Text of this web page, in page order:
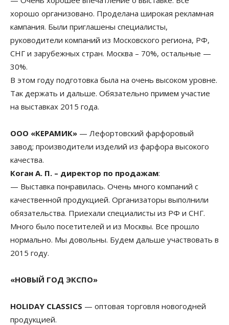
хорошо организовано. Проделана широкая рекламная
кампания. Были приглашены специалисты,
руководители компаний из Московского региона, РФ,
СНГ и зарубежных стран. Москва – 70%, остальные —
30%.
В этом году подготовка была на очень высоком уровне.
Так держать и дальше. Обязательно примем участие
на выставках 2015 года.
ООО «КЕРАМИК» — Лефортовский фарфоровый
завод; производители изделий из фарфора высокого
качества.
Коган А. П. – директор по продажам:
— Выставка понравилась. Очень много компаний с
качественной продукцией. Организаторы выполнили
обязательства. Приехали специалисты из РФ и СНГ.
Много было посетителей и из Москвы. Все прошло
нормально. Мы довольны. Будем дальше участвовать в
2015 году.
«НОВЫЙ ГОД ЭКСПО»
HOLIDAY CLASSICS — оптовая торговля новогодней
продукцией.